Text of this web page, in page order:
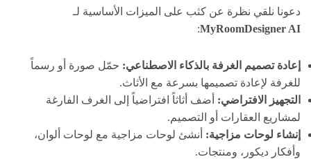
دعونا نلقي نظرة عن كثب على الميزات الأساسية لـ
MyRoomDesigner AI
:
إعادة تصميم الغرفة بالذكاء الاصطناعي: حمّل صورة أو رسماً
للغرفة لإعادة تصميمها بسرعة مع الأثاث.
التجهيز الافتراضي: أضف أثاثاً افتراضياً إلى الغرف الفارغة
لمشاريع العقارات أو التصميم.
إنشاء لوحات مزاجية: أنشئ لوحات مزاجية مع لوحات ألوان،
وأفكار ديكور، ومنتجات.